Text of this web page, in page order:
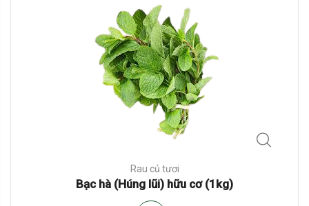
Rau củ tươi
Bạc hà (Húng lũi) hữu cơ (1kg)